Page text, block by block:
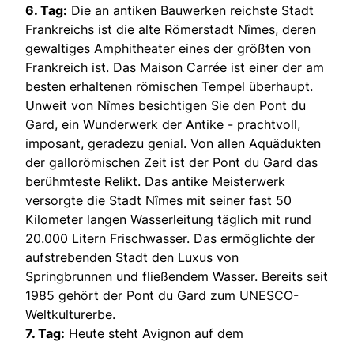
6. Tag: Die an antiken Bauwerken reichste Stadt
Frankreichs ist die alte Römerstadt Nîmes, deren
gewaltiges Amphitheater eines der größten von
Frankreich ist. Das Maison Carrée ist einer der am
besten erhaltenen römischen Tempel überhaupt.
Unweit von Nîmes besichtigen Sie den Pont du
Gard, ein Wunderwerk der Antike - prachtvoll,
imposant, geradezu genial. Von allen Aquädukten
der gallorömischen Zeit ist der Pont du Gard das
berühmteste Relikt. Das antike Meisterwerk
versorgte die Stadt Nîmes mit seiner fast 50
Kilometer langen Wasserleitung täglich mit rund
20.000 Litern Frischwasser. Das ermöglichte der
aufstrebenden Stadt den Luxus von
Springbrunnen und fließendem Wasser. Bereits seit
1985 gehört der Pont du Gard zum UNESCO-
Weltkulturerbe.
7. Tag: Heute steht Avignon auf dem